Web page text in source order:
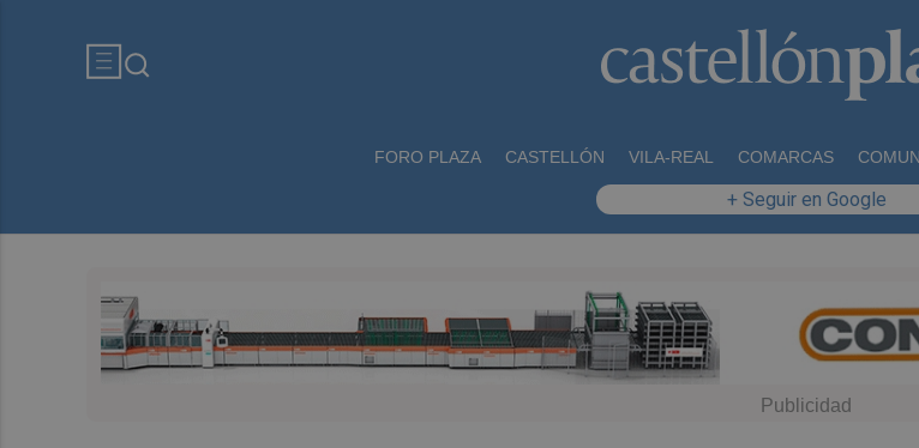
FORO PLAZA CASTELLÓN VILA-REAL COMARCAS
+ Seguir en Google